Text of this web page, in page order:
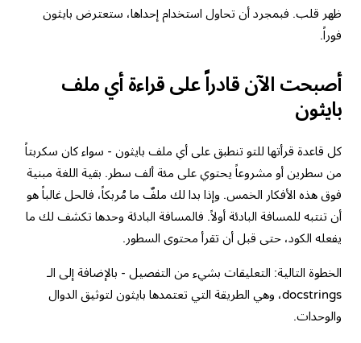
ظهر قلب. فبمجرد أن تحاول استخدام إحداها، ستعترض بايثون
فوراً.
أصبحت الآن قادراً على قراءة أي ملف
بايثون
كل قاعدة قرأتها للتو تنطبق على أي ملف بايثون - سواء كان سكربتاً
من سطرين أو مشروعاً يحتوي على مئة ألف سطر. بقية اللغة مبنية
فوق هذه الأفكار الخمس. وإذا بدا لك ملفٌ ما مُربكاً، فالحل غالباً هو
أن تنتبه للمسافة البادئة أولاً. فالمسافة البادئة وحدها تكشف لك ما
يفعله الكود، حتى قبل أن تقرأ محتوى السطور.
الخطوة التالية: التعليقات بشيء من التفصيل - بالإضافة إلى الـ
docstrings، وهي الطريقة التي تعتمدها بايثون لتوثيق الدوال
والوحدات.